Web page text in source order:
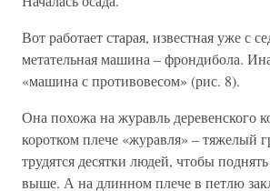
Вот работает старая, известная уже с
метательная машина – фрондибола.
«машина с противовесом» (рис. 8).
Она похожа на журавль деревенского
коротком плече «журавля» – тяжелый
трудятся десятки людей, чтобы
выше. А на длинном плече в петлю